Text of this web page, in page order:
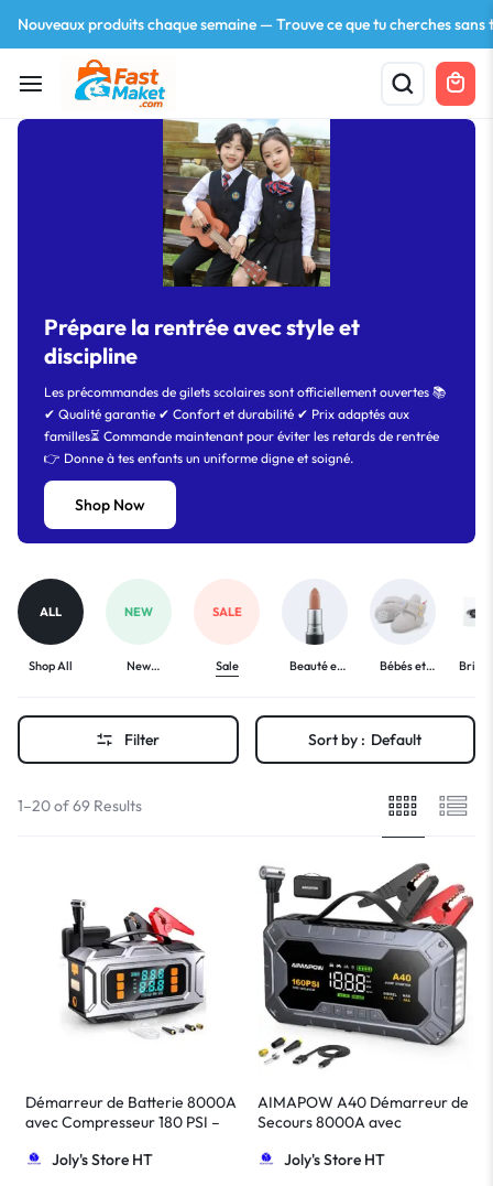
Nouveaux produits chaque semaine — Trouve ce que tu cherches sans
Your bag is empty
Don't miss out on great deals! Start shopping or
Shop What's New
Prépare la rentrée avec style et
discipline
Les précommandes de gilets scolaires sont officiellement ouvertes 📚
✔ Qualité garantie ✔ Confort et durabilité ✔ Prix adaptés aux
familles⏳ Commande maintenant pour éviter les retards de rentrée
👉 Donne à tes enfants un uniforme digne et soigné.
Shop Now
ALL
Shop All
NEW
New
SALE
Sale
Beauté et
Bébés et
Filter Sort by : Default
1–20 of 69 Results
Démarreur de Batterie 8000A
avec Compresseur 180 PSI –
LCDJoly's Store HT
AIMAPOW A40 Démarreur de
Secours 8000A avec
Bank 27 000 mAh
Joly's Store HT